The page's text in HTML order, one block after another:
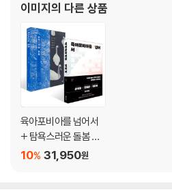
육아휴직만으론 부족하다 ·238
얼마면 될까, 얼마면 되겠냐? ·249
다다익전을 다다익선으로 ·261
가족의 문턱을 낮추기 ·274
‘낳아도 괜찮아’ 말해주기 ·288
에필로그 - 낳을 수 있는 데까지 낳아봤
감사의 글 ·302
날과 아동학대예방의 날 보건복지부
이미지 의 다른 상품
육아포비아를 넘어서
+ 탐욕스러운 돌봄 세
트
31,950원
10%